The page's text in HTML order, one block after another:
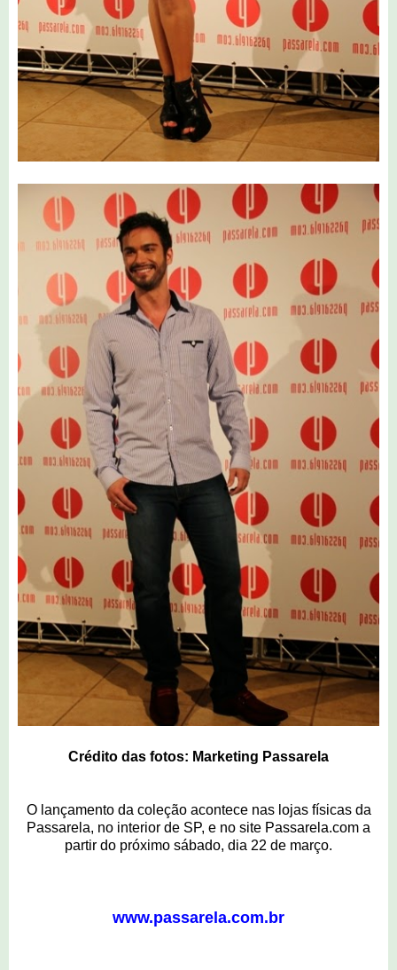
Crédito das fotos: Marketing Passarela
O lançamento da coleção acontece nas lojas físicas da
Passarela, no interior de SP, e no site Passarela.com a
partir do próximo sábado, dia 22 de março.
www.passarela.com.br